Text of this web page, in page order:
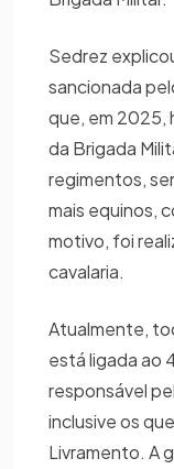
Sedrez
sancionada
que, em 2025,
da Brigada
regimentos,
mais equinos,
motivo, foi
cavalaria.
Atualmente,
está ligada ao
responsável
inclusive os
Livramento. A